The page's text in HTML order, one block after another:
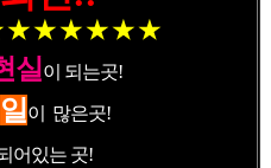
★ ★ ★★ ★ ★
실 이 되는곳!
일 이 많은곳!
어있는 곳!